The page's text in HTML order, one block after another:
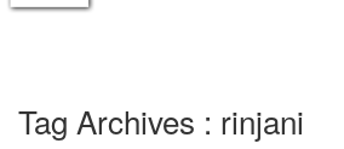
Tag Archives : rinjani